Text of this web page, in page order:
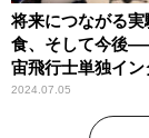
将来につながる実
食、そして今後
宙飛行士単独イン
2024.07.05